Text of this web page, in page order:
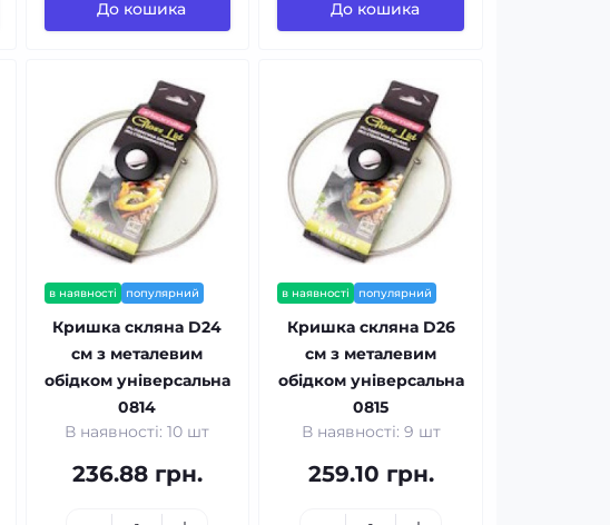
До кошика До кошика
в наявності популярний
Кришка скляна D24
см з металевим
обідком універсальна
0814
В наявності: 10 шт
236.88 грн.
в наявності популярний
Кришка скляна D26
см з металевим
обідком універсальна
0815
В наявності: 9 шт
259.10 грн.